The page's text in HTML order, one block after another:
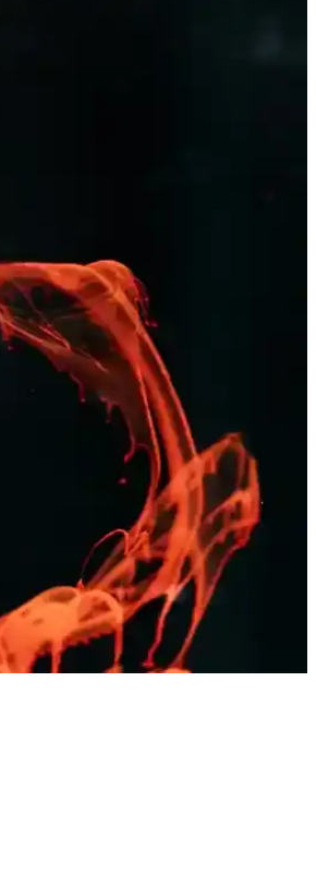
sağlar.
tarzınızı yansıtın.